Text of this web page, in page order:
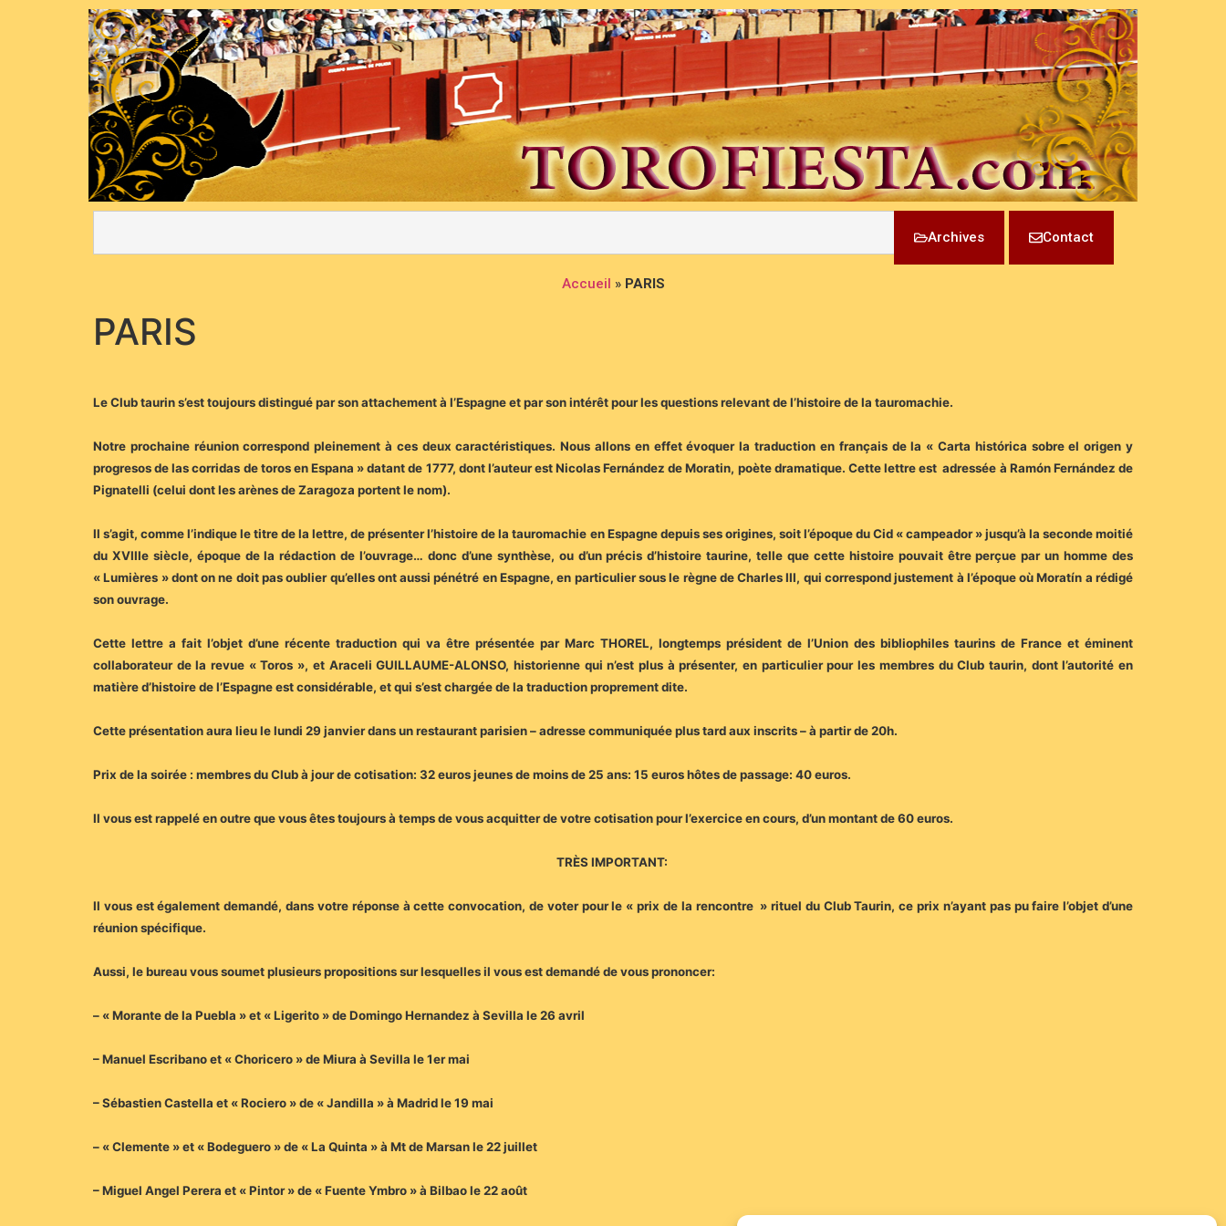
Archives Contact
Accueil » PARIS
PARIS
Le Club taurin s’est toujours distingué par son attachement à l’Espagne et par son intérêt pour les questions relevant de l’histoire de la tauromachie.
Notre prochaine réunion correspond pleinement à ces deux caractéristiques. Nous allons en effet évoquer la traduction en français de la « Carta histórica sobre el origen y
progresos de las corridas de toros en Espana » datant de 1777, dont l’auteur est Nicolas Fernández de Moratin, poète dramatique. Cette lettre est adressée à Ramón Fernández de
Pignatelli (celui dont les arènes de Zaragoza portent le nom).
Il s’agit, comme l’indique le titre de la lettre, de présenter l’histoire de la tauromachie en Espagne depuis ses origines, soit l’époque du Cid « campeador » jusqu’à la seconde moitié
du XVIIIe siècle, époque de la rédaction de l’ouvrage… donc d’une synthèse, ou d’un précis d’histoire taurine, telle que cette histoire pouvait être perçue par un homme des
« Lumières » dont on ne doit pas oublier qu’elles ont aussi pénétré en Espagne, en particulier sous le règne de Charles III, qui correspond justement à l’époque où Moratín a rédigé
son ouvrage.
Cette lettre a fait l’objet d’une récente traduction qui va être présentée par Marc THOREL, longtemps président de l’Union des bibliophiles taurins de France et éminent
collaborateur de la revue « Toros », et Araceli GUILLAUME-ALONSO, historienne qui n’est plus à présenter, en particulier pour les membres du Club taurin, dont l’autorité en
matière d’histoire de l’Espagne est considérable, et qui s’est chargée de la traduction proprement dite.
Cette présentation aura lieu le lundi 29 janvier dans un restaurant parisien – adresse communiquée plus tard aux inscrits – à partir de 20h.
Prix de la soirée : membres du Club à jour de cotisation: 32 euros jeunes de moins de 25 ans: 15 euros hôtes de passage: 40 euros.
Il vous est rappelé en outre que vous êtes toujours à temps de vous acquitter de votre cotisation pour l’exercice en cours, d’un montant de 60 euros.
TRÈS IMPORTANT:
Il vous est également demandé, dans votre réponse à cette convocation, de voter pour le « prix de la rencontre » rituel du Club Taurin, ce prix n’ayant pas pu faire l’objet d’une
réunion spécifique.
Aussi, le bureau vous soumet plusieurs propositions sur lesquelles il vous est demandé de vous prononcer:
– « Morante de la Puebla » et « Ligerito » de Domingo Hernandez à Sevilla le 26 avril
– Manuel Escribano et « Choricero » de Miura à Sevilla le 1er mai
– Sébastien Castella et « Rociero » de « Jandilla » à Madrid le 19 mai
– « Clemente » et « Bodeguero » de « La Quinta » à Mt de Marsan le 22 juillet
– Miguel Angel Perera et « Pintor » de « Fuente Ymbro » à Bilbao le 22 août